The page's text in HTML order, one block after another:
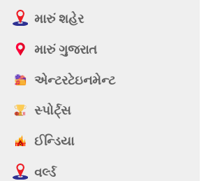
મારું શહેર
મારું ગુજરાત
એન્ટરટેઇનમેન્ટ
સ્પોર્ટ્સ
ઈન્ડિયા
વર્લ્ડ